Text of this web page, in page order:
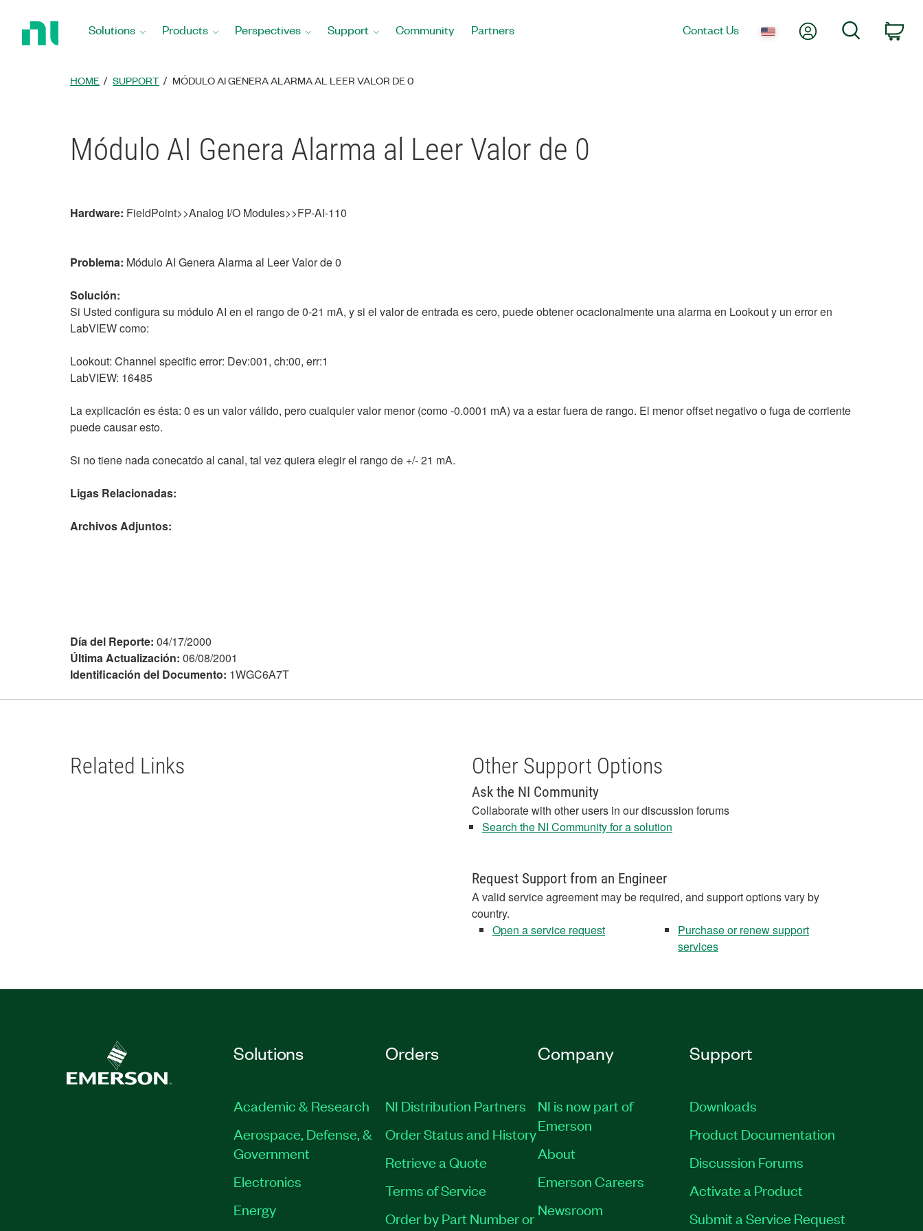
Solutions Products Perspectives Support Community Partners Contact Us My AccountSearch
HOME SUPPORT MÓDULO AI GENERA ALARMA AL LEER VALOR DE 0
Módulo AI Genera Alarma al Leer Valor de 0
Hardware: FieldPoint>>Analog I/O Modules>>FP-AI-110
Problema: Módulo AI Genera Alarma al Leer Valor de 0
Solución:
Si Usted configura su módulo AI en el rango de 0-21 mA, y si el valor de entrada es cero, puede obtener ocacionalmente una alarma en Lookout y un error en
LabVIEW como:
Lookout: Channel specific error: Dev:001, ch:00, err:1
LabVIEW: 16485
La explicación es ésta: 0 es un valor válido, pero cualquier valor menor (como -0.0001 mA) va a estar fuera de rango. El menor offset negativo o fuga de corriente
puede causar esto.
Si no tiene nada conecatdo al canal, tal vez quiera elegir el rango de +/- 21 mA.
Ligas Relacionadas:
Archivos Adjuntos:
Día del Reporte: 04/17/2000
Última Actualización: 06/08/2001
Identificación del Documento: 1WGC6A7T
Related Links Other Support Options
Ask the NI Community
Collaborate with other users in our discussion forums
Search the NI Community for a solution
Request Support from an Engineer
A valid service agreement may be required, and support options vary by
country.
Open a service request
Purchase or renew support
services
Solutions
Academic & Research
Aerospace, Defense, &
Government
Electronics
Energy
Orders
NI Distribution Partners
Order Status and History
Retrieve a Quote
Terms of Service
Order by Part Number or
Company
NI is now part of
Emerson
About
Emerson Careers
Newsroom
Support
Downloads
Product Documentation
Discussion Forums
Activate a Product
Submit a Service Request